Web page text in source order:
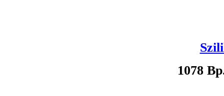
1078